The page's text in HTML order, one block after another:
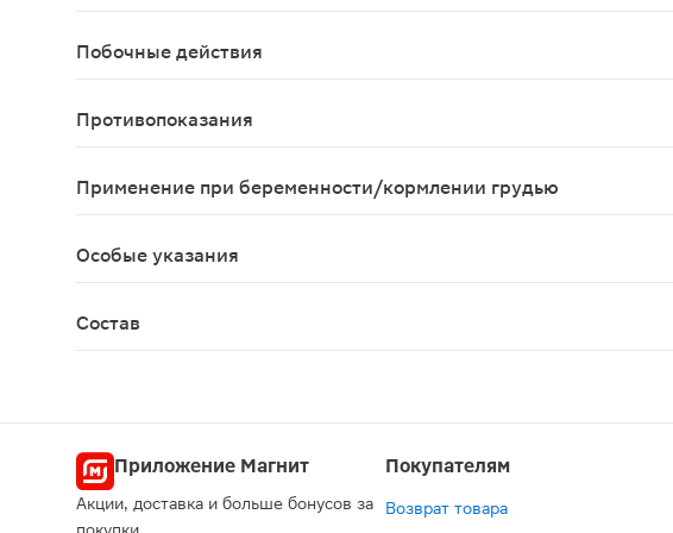
Побочные действия
Противопоказания
Применение при беременности/кормлении грудью
Особые указания
Состав
Приложение Магнит
Акции, доставка и больше бонусов за
Покупателям
Возврат товара